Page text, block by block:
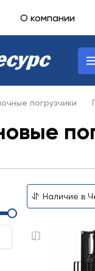
О компании
погрузчики